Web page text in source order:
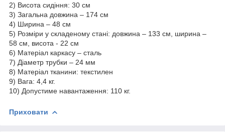
2) Висота сидіння: 30 см
3) Загальна довжина – 174 см
4) Ширина – 48 см
5) Розміри у складеному стані: довжина – 133 см, ширина –
58 см, висота - 22 см
6) Матеріал каркасу – сталь
7) Діаметр трубки – 24 мм
8) Матеріал тканини: текстилен
9) Вага: 4,4 кг.
10) Допустиме навантаження: 110 кг.
Приховати